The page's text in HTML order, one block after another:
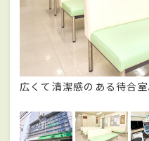
広くて清潔感のある待合